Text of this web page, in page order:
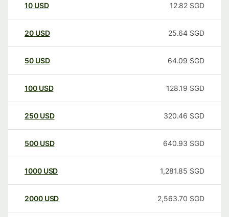
10 USD 12.82 SGD
20 USD 25.64 SGD
50 USD 64.09 SGD
100 USD 128.19 SGD
250 USD 320.46 SGD
500 USD 640.93 SGD
1000 USD 1,281.85 SGD
2000 USD 2,563.70 SGD